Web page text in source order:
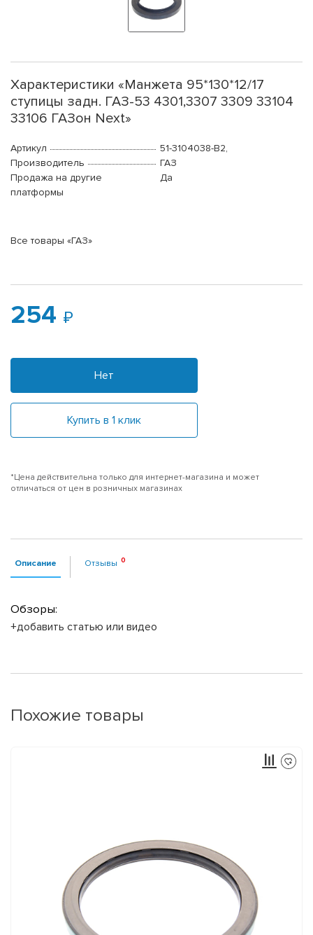
Характеристики «Манжета 95*130*12/17
ступицы задн. ГАЗ-53 4301,3307 3309 33104
33106 ГАЗон Next»
Артикул
51-3104038-В2,
Производитель
ГАЗ
Продажа на другие
платформы
Да
Все товары «ГАЗ»
254
Нет
Купить в 1 клик
*Цена действительна только для интернет-магазина и может
отличаться от цен в розничных магазинах
Описание Отзывы
Обзоры:
+добавить статью или видео
Похожие товары